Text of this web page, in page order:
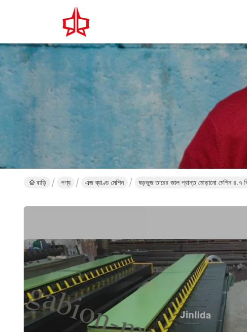
বাড়ি পণ্য এজ ব্যাণ্ড মেশিন ষড়ভুজ তারের জাল প্রান্ত মোড়ানো মেশিন ৪.৭